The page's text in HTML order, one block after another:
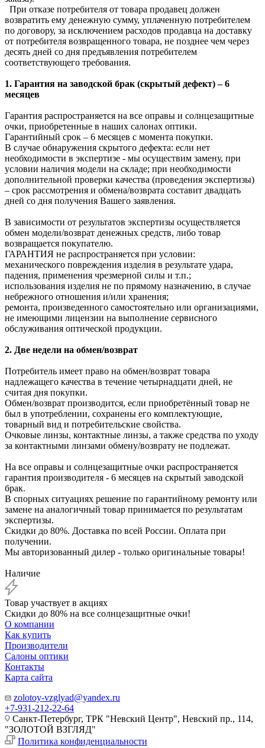
При отказе потребителя от товара продавец должен
возвратить ему денежную сумму, уплаченную потребителем
по договору, за исключением расходов продавца на доставку
от потребителя возвращенного товара, не позднее чем через
десять дней со дня предъявления потребителем
соответствующего требования.
1. Гарантия на заводской брак (скрытый дефект) – 6
месяцев
Гарантия распространяется на все оправы и солнцезащитные
очки, приобретенные в наших салонах оптики.
Гарантийный срок – 6 месяцев с момента покупки.
В случае обнаружения скрытого дефекта: если нет
необходимости в экспертизе - мы осуществим замену, при
условии наличия модели на складе; при необходимости
дополнительной проверки качества (проведения экспертизы)
– срок рассмотрения и обмена/возврата составит двадцать
дней со дня получения Вашего заявления.
В зависимости от результатов экспертизы осуществляется
обмен модели/возврат денежных средств, либо товар
возвращается покупателю.
ГАРАНТИЯ не распространяется при условии:
механического повреждения изделия в результате удара,
падения, применения чрезмерной силы и т.п.;
использования изделия не по прямому назначению, в случае
небрежного отношения и/или хранения;
ремонта, произведенного самостоятельно или организациями,
не имеющими лицензии на выполнение сервисного
обслуживания оптической продукции.
2. Две недели на обмен/возврат
Потребитель имеет право на обмен/возврат товара
надлежащего качества в течение четырнадцати дней, не
считая дня покупки.
Обмен/возврат производится, если приобретённый товар не
был в употреблении, сохранены его комплектующие,
товарный вид и потребительские свойства.
Очковые линзы, контактные линзы, а также средства по уходу
за контактными линзами обмену/возврату не подлежат.
На все оправы и солнцезащитные очки распространяется
гарантия производителя - 6 месяцев на скрытый заводской
брак.
В спорных ситуациях решение по гарантийному ремонту или
замене на аналогичный товар принимается по результатам
экспертизы.
Скидки до 80%. Доставка по всей России. Оплата при
получении.
Мы авторизованный дилер - только оригинальные товары!
Наличие
Товар участвует в акциях
Скидки до 80% на все солнцезащитные очки!
О компании
Как купить
Производители
Салоны оптики
Контакты
Карта сайта
zolotoy-vzglyad@yandex.ru
+7-931-212-22-64
Санкт-Петербург, ТРК "Невский Центр", Невский пр., 114,
"ЗОЛОТОЙ ВЗГЛЯД"
Политика конфиденциальности